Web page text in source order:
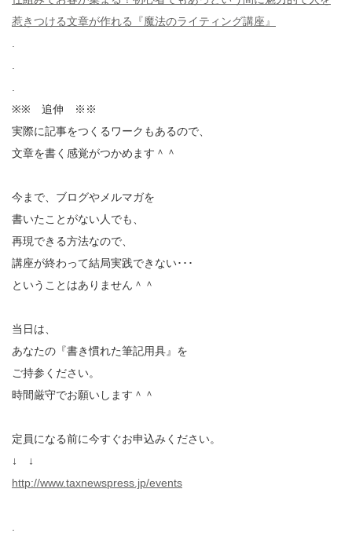
惹きつける文章が作れる『魔法のライティング講座』
※※ 追伸 ※※
実際に記事をつくるワークもあるので、
文章を書く感覚がつかめます＾＾
今まで、ブログやメルマガを
書いたことがない人でも、
再現できる方法なので、
講座が終わって結局実践できない･･･
ということはありません＾＾
当日は、
あなたの『書き慣れた筆記用具』を
ご持参ください。
時間厳守でお願いします＾＾
定員になる前に今すぐお申込みください。
↓ ↓
http://www.taxnewspress.jp/events